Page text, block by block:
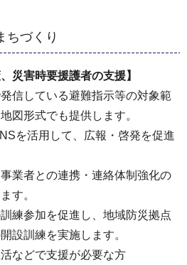
ちづくり
災害時要援護者の支援】
信している避難指示等の対象範
図形式でも提供します。
を活用して、広報・啓発を促進
業者との連携・連絡体制強化の
す。
練参加を促進し、地域防災拠点
設訓練を実施します。
どで支援が必要な方